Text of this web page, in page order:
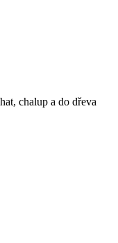
chalup a do dřeva